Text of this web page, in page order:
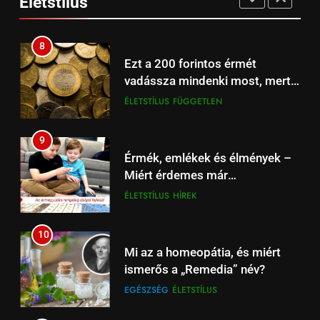
17
Beharangozó: Fulham –
Liverpool Premier League
focimeccs ma az Aréna 4 TV-n
ÉLŐ FÜGGETLEN
18
Liverpool – Leeds: Újévi Premier
League rangadó – Szoboszlai
HÍREK SPORT
19
Tottenham – Liverpool
focimeccs: rangadó Londonban
– Spíler1 TV élőben 18:30-tól
SPÍLER1 TV SPORT
8
Ezt a 200 forintos érmét
vadássza mindenki most, mert
sokszorosát éri (+videó)
ÉLETSTÍLUS FÜGGETLEN
9
Érmék, emlékek és élmények –
Miért érdemes már
gyermekkortól foglalkozni a
ÉLETSTÍLUS HÍREK
10
Mi az a homeopátia, és miért
ismerős a „Remedia” név?
EGÉSZSÉG ÉLETSTÍLUS